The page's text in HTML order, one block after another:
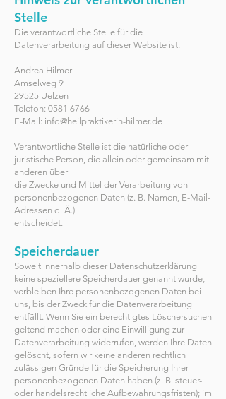
Stelle
Die verantwortliche Stelle für die
Datenverarbeitung auf dieser Website ist:
Andrea Hilmer
Amselweg 9
29525 Uelzen
Telefon: 0581 6766
E-Mail: info@heilpraktikerin-hilmer.de
Verantwortliche Stelle ist die natürliche oder
juristische Person, die allein oder gemeinsam mit
anderen über
die Zwecke und Mittel der Verarbeitung von
personenbezogenen Daten (z. B. Namen, E-Mail-
Adressen o. Ä.)
entscheidet.
Speicherdauer
Soweit innerhalb dieser Datenschutzerklärung
keine speziellere Speicherdauer genannt wurde,
verbleiben Ihre personenbezogenen Daten bei
uns, bis der Zweck für die Datenverarbeitung
entfällt. Wenn Sie ein berechtigtes Löschersuchen
geltend machen oder eine Einwilligung zur
Datenverarbeitung widerrufen, werden Ihre Daten
gelöscht, sofern wir keine anderen rechtlich
zulässigen Gründe für die Speicherung Ihrer
personenbezogenen Daten haben (z. B. steuer-
oder handelsrechtliche Aufbewahrungsfristen); im